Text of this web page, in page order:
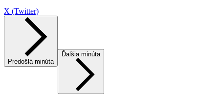
X (Twitter)
Predošlá minúta
Ďalšia minúta